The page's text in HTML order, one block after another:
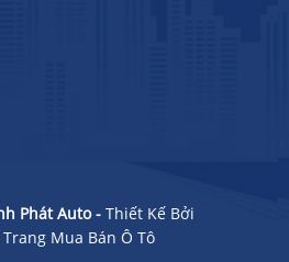
Phát Auto - Thiết Kế Bởi
Mua Bán Ô Tô